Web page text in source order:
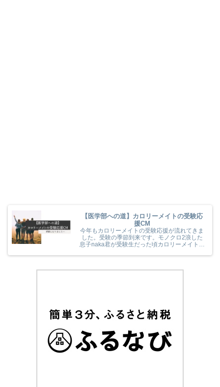
【医学部への道】カロリーメイトの受験応
援CM
今年もカロリーメイトの受験応援が流れてきま
した。受験の季節到来です。モノクロ2浪した
息子naka君が受験生だった頃カロリーメイトの
(^^) 今年のカロリーメイトの受験応援CMも音